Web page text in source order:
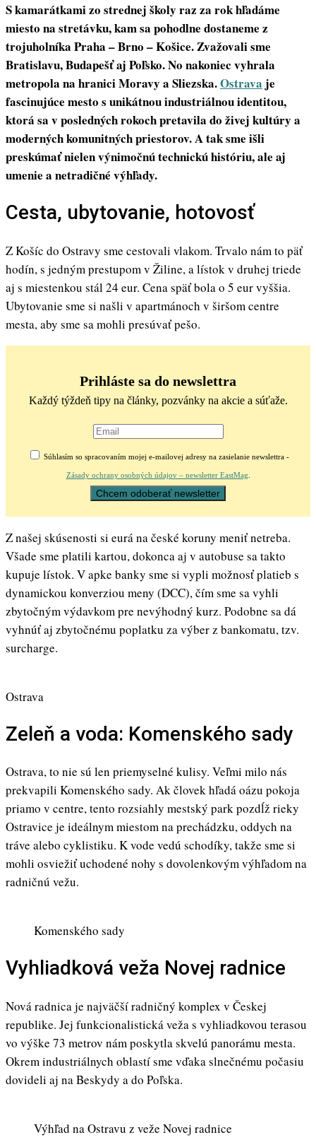
S kamarátkami zo strednej školy raz za rok hľadáme
miesto na stretávku, kam sa pohodlne dostaneme z
trojuholníka Praha – Brno – Košice. Zvažovali sme
Bratislavu, Budapešť aj Poľsko. No nakoniec vyhrala
metropola na hranici Moravy a Sliezska.Ostrava je
fascinujúce mesto s unikátnou industriálnou identitou,
ktorá sa v posledných rokoch pretavila do živej kultúry a
moderných komunitných priestorov. A tak sme išli
preskúmať nielen výnimočnú technickú históriu, ale aj
umenie a netradičné výhľady.
Cesta, ubytovanie, hotovosť
Z Košíc do Ostravy sme cestovali vlakom. Trvalo nám to päť
hodín, s jedným prestupom v Žiline, a lístok v druhej triede
aj s miestenkou stál 24 eur. Cena späť bola o 5 eur vyššia.
Ubytovanie sme si našli v apartmánoch v širšom centre
mesta, aby sme sa mohli presúvať pešo.
Prihláste sa do newslettra
Každý týždeň tipy na články, pozvánky na akcie a súťaže.
Súhlasím so spracovaním mojej e-mailovej adresy na zasielanie newslettra -
Zásady ochrany osobných údajov – newsletter EastMag
Z našej skúsenosti si eurá na české koruny meniť netreba.
Všade sme platili kartou, dokonca aj v autobuse sa takto
kupuje lístok. V apke banky sme si vypli možnosť platieb s
dynamickou konverziou meny (DCC), čím sme sa vyhli
zbytočným výdavkom pre nevýhodný kurz. Podobne sa dá
vyhnúť aj zbytočnému poplatku za výber z bankomatu, tzv.
surcharge.
Ostrava
Zeleň a voda: Komenského sady
Ostrava, to nie sú len priemyselné kulisy. Veľmi milo nás
prekvapili Komenského sady. Ak človek hľadá oázu pokoja
priamo v centre, tento rozsiahly mestský park pozdĺž rieky
Ostravice je ideálnym miestom na prechádzku, oddych na
tráve alebo cyklistiku. K vode vedú schodíky, takže sme si
mohli osviežiť uchodené nohy s dovolenkovým výhľadom na
radničnú vežu.
Komenského sady
Vyhliadková veža Novej radnice
Nová radnica je najväčší radničný komplex v Českej
republike. Jej funkcionalistická veža s vyhliadkovou terasou
vo výške 73 metrov nám poskytla skvelú panorámu mesta.
Okrem industriálnych oblastí sme vďaka slnečnému počasiu
dovideli aj na Beskydy a do Poľska.
Výhľad na Ostravu z veže Novej radnice